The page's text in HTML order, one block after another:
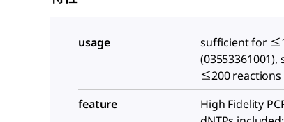
usage
sufficient for
≤200 reactions
feature
High Fidelity